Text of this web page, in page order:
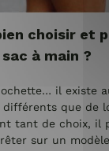
choisir et
à main ?
il existe
différents que de
tant de choix, il
sur un